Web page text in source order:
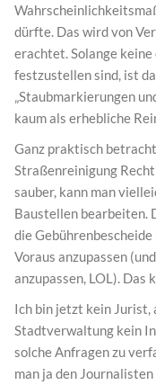
dürfte. Das wird von
erachtet. Solange
festzustellen sind, ist
„Staubmarkierungen
kaum als erhebliche
Ganz praktisch
Straßenreinigung
sauber, kann man
Baustellen bearbeiten.
die
Voraus anzupassen
anzupassen, LOL).
Ich bin jetzt kein Jurist,
Stadtverwaltung kein
solche Anfragen zu
man ja den